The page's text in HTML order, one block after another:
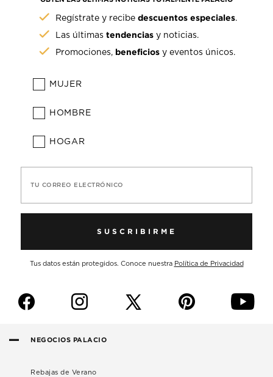
Regístrate y recibedescuentos especiales.
Las últimastendencias y noticias.
Promociones, beneficios y eventos únicos.
MUJER
HOMBRE
HOGAR
TU CORREO ELECTRÓNICO
SUSCRIBIRME
Tus datos están protegidos. Conoce nuestra Política de Privacidad
f i p y
NEGOCIOS PALACIO
Rebajas de Verano